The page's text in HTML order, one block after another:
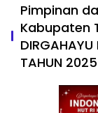
Pimpinan
Kabupaten
DIRGAHAYU
TAHUN 2025